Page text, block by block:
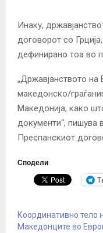
Инаку,
договорот со
дефинирано тоа во
„Државјанството на
македонско/
Македонија, како
документи“, пишува
Преспанскиот
Сподели
Координативно тело
Македонците во